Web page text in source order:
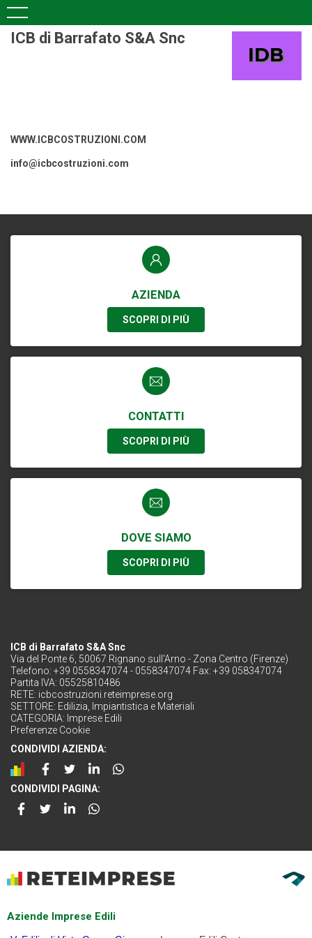
ICB di Barrafato S&A Snc
WWW.ICBCOSTRUZIONI.COM
info@icbcostruzioni.com
AZIENDA
SCOPRI DI PIÙ
CONTATTI
SCOPRI DI PIÙ
DOVE SIAMO
SCOPRI DI PIÙ
ICB di Barrafato S&A Snc
Via del Ponte 6, 50067 Rignano sull'Arno - Zona Centro (Firenze)
Telefono: +39 0558347074 - 0558347074 Fax: +39 058347074
Partita IVA: 05525810486
RETE: icbcostruzioni.reteimprese.org
SETTORE: Edilizia, Impiantistica e Materiali
CATEGORIA: Imprese Edili
Preferenze Cookie
CONDIVIDI AZIENDA:
CONDIVIDI PAGINA:
Aziende Imprese Edili